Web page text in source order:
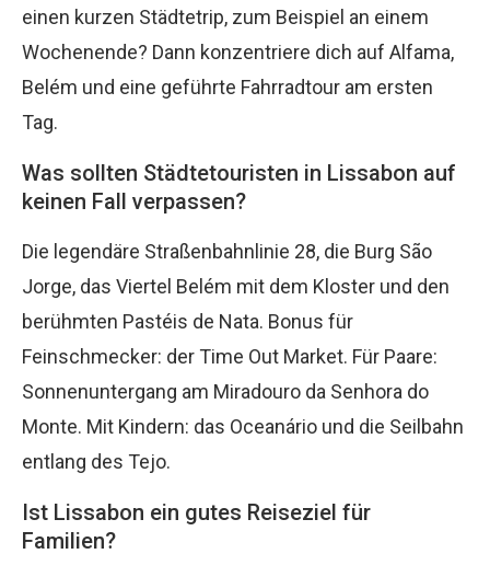
einen kurzen Städtetrip, zum Beispiel an einem
Wochenende? Dann konzentriere dich auf Alfama,
Belém und eine geführte Fahrradtour am ersten
Tag.
Was sollten Städtetouristen in Lissabon auf
keinen Fall verpassen?
Die legendäre Straßenbahnlinie 28, die Burg São
Jorge, das Viertel Belém mit dem Kloster und den
berühmten Pastéis de Nata. Bonus für
Feinschmecker: der Time Out Market. Für Paare:
Sonnenuntergang am Miradouro da Senhora do
Monte. Mit Kindern: das Oceanário und die Seilbahn
entlang des Tejo.
Ist Lissabon ein gutes Reiseziel für
Familien?